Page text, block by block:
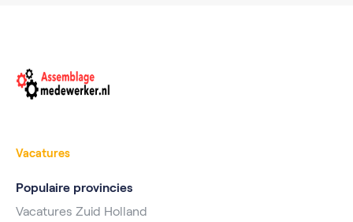
Vacatures
Populaire provincies
Vacatures Zuid Holland